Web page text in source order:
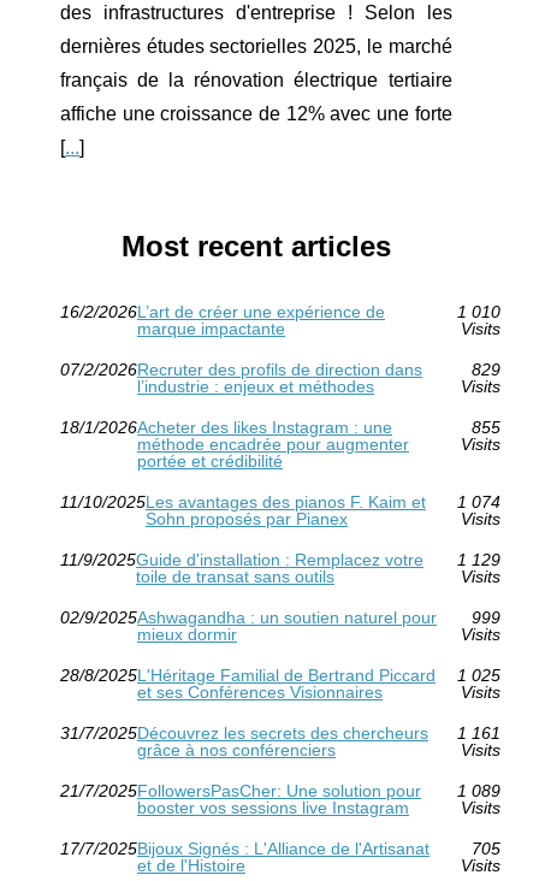
des infrastructures d'entreprise ! Selon les
dernières études sectorielles 2025, le marché
français de la rénovation électrique tertiaire
affiche une croissance de 12% avec une forte
[...]
Most recent articles
16/2/2026L’art de créer une expérience de
marque impactante
1 010
Visits
07/2/2026Recruter des profils de direction dans
l’industrie : enjeux et méthodes
829
Visits
18/1/2026Acheter des likes Instagram : une
méthode encadrée pour augmenter
portée et crédibilité
855
Visits
11/10/2025Les avantages des pianos F. Kaim et
Sohn proposés par Pianex
1 074
Visits
11/9/2025Guide d'installation : Remplacez votre
toile de transat sans outils
1 129
Visits
02/9/2025Ashwagandha : un soutien naturel pour
mieux dormir
999
Visits
28/8/2025L'Héritage Familial de Bertrand Piccard
et ses Conférences Visionnaires
1 025
Visits
31/7/2025Découvrez les secrets des chercheurs
grâce à nos conférenciers
1 161
Visits
21/7/2025FollowersPasCher: Une solution pour
booster vos sessions live Instagram
1 089
Visits
17/7/2025Bijoux Signés : L'Alliance de l'Artisanat
et de l'Histoire
705
Visits